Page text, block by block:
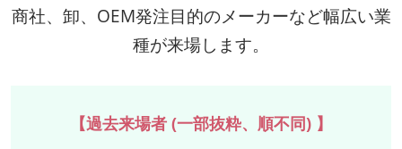
商社、卸、OEM発注目的のメーカーなど幅広い業
種が来場します。
【過去来場者 (一部抜粋、順不同) 】